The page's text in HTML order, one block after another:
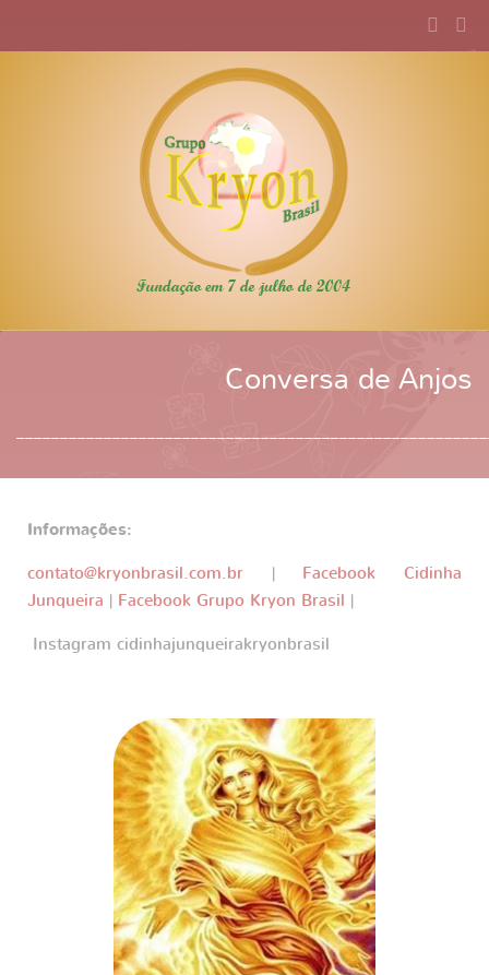
Conversa de Anjos
Informações:
contato@kryonbrasil.com.br | Facebook Cidinha
Junqueira | Facebook Grupo Kryon Brasil |
Instagram cidinhajunqueirakryonbrasil